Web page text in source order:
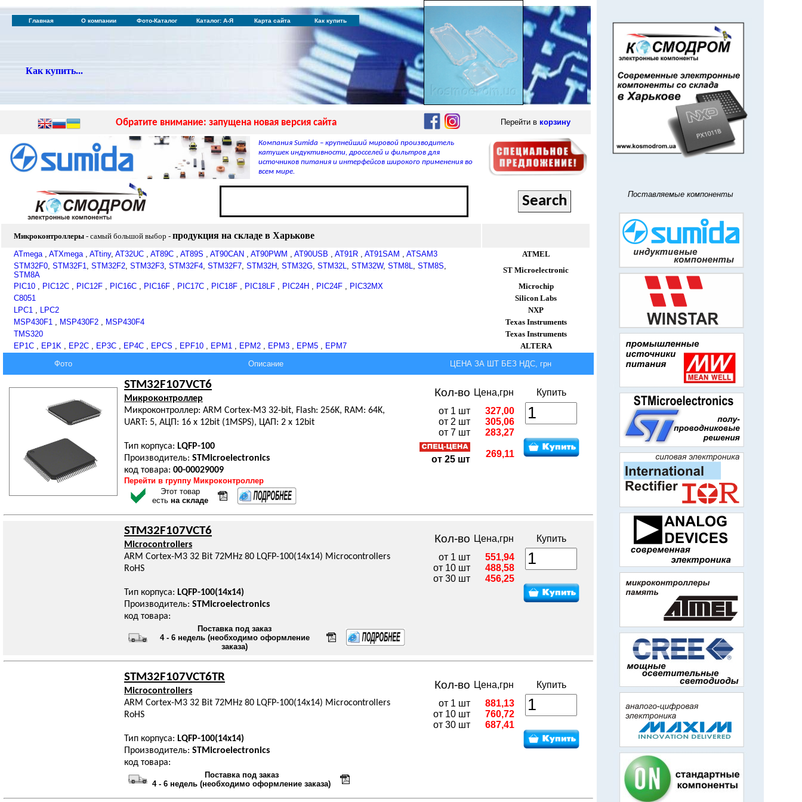
Главная О компании Фото-Каталог Каталог: А-Я Карта сайта Как купить
Как купить...
Обратите внимание: запущена новая версия сайта Перейти в корзину
Компания Sumida – крупнейший мировой производитель
катушек индуктивности, дросселей и фильтров для
источников питания и интерфейсов широкого применения во
всем мире.
Микроконтроллеры - самый большой выбор - продукция на складе в Харькове
ATmega, ATXmega, ATtiny, AT32UC , AT89C , AT89S , AT90CAN , AT90PWM , AT90USB , AT91R , AT91SAM , ATSAM3
ATMEL
STM32F0, STM32F1, STM32F2, STM32F3, STM32F4, STM32F7, STM32H, STM32G, STM32L, STM32W, STM8L, STM8S,
STM8A
ST Microelectronic
PIC10 , PIC12C , PIC12F , PIC16C , PIC16F , PIC17C , PIC18F , PIC18LF , PIC24H , PIC24F , PIC32MX
Microchip
C8051
Silicon Labs
LPC1 , LPC2
NXP
MSP430F1 , MSP430F2 , MSP430F4
Texas Instruments
TMS320
Texas Instruments
EP1C , EP1K , EP2C , EP3C , EP4C , EPCS , EPF10 , EPM1 , EPM2 , EPM3 , EPM5 , EPM7
ALTERA
Фото
Описание ЦЕНА ЗА ШТ БЕЗ НДС, грн
STM32F107VCT6
Микроконтроллер
Микроконтроллер: ARM Cortex-M3 32-bit, Flash: 256K, RAM: 64K,
UART: 5, АЦП: 16 x 12bit (1MSPS), ЦАП: 2 x 12bit
Тип корпуса: LQFP-100
Производитель: STMicroelectronics
код товара: 00-00029009
Перейти в группу Микроконтроллер
Этот товар
есть на складе
Кол-во Цена,грн
Купить
от 1 шт
от 2 шт
от 7 шт
от 25 шт
327,00
305,06
283,27
269,11
STM32F107VCT6
Microcontrollers
ARM Cortex-M3 32 Bit 72MHz 80 LQFP-100(14x14) Microcontrollers
RoHS
Тип корпуса: LQFP-100(14x14)
Производитель: STMicroelectronics
код товара:
Поставка под заказ
4 - 6 недель (необходимо оформление
заказа)
Кол-во Цена,грн
Купить
от 1 шт
от 10 шт
от 30 шт
551,94
488,58
456,25
STM32F107VCT6TR
Microcontrollers
ARM Cortex-M3 32 Bit 72MHz 80 LQFP-100(14x14) Microcontrollers
RoHS
Тип корпуса: LQFP-100(14x14)
Производитель: STMicroelectronics
код товара:
Поставка под заказ
4 - 6 недель (необходимо оформление заказа)
Кол-во Цена,грн
Купить
от 1 шт
от 10 шт
от 30 шт
881,13
760,72
687,41
Поставляемые компоненты